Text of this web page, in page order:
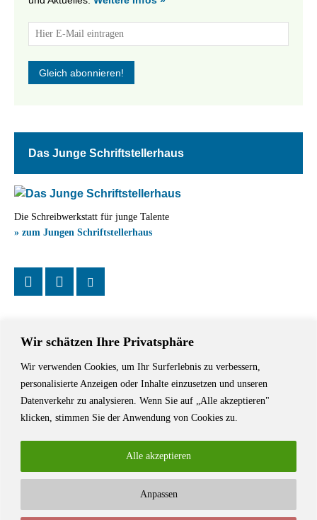
Wir schätzen Ihre Privatsphäre
Wir verwenden Cookies, um Ihr Surferlebnis zu verbessern,
personalisierte Anzeigen oder Inhalte einzusetzen und unseren
Datenverkehr zu analysieren. Wenn Sie auf „Alle akzeptieren"
klicken, stimmen Sie der Anwendung von Cookies zu.
Anpassen
Alle akzeptieren
Das Junge Schriftstellerhaus
Die Schreibwerkstatt für junge Talente
» zum Jungen Schriftstellerhaus
Das Schriftstellerhaus ist ein beliebter Treffpunkt für Autorinnen und
Autoren aus Stuttgart und der Region sowie ein Veranstaltungsort für
Lesungen, Tagungen und Schreibwerkstätten.
© Stuttgarter Schriftstellerhaus